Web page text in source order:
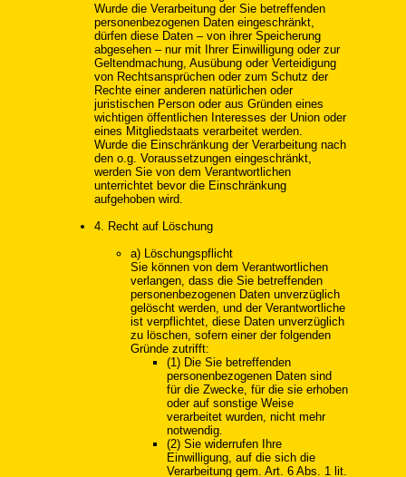
Wurde die Verarbeitung der Sie betreffenden
personenbezogenen Daten eingeschränkt,
dürfen diese Daten – von ihrer Speicherung
abgesehen – nur mit Ihrer Einwilligung oder zur
Geltendmachung, Ausübung oder Verteidigung
von Rechtsansprüchen oder zum Schutz der
Rechte einer anderen natürlichen oder
juristischen Person oder aus Gründen eines
wichtigen öffentlichen Interesses der Union oder
eines Mitgliedstaats verarbeitet werden.
Wurde die Einschränkung der Verarbeitung nach
den o.g. Voraussetzungen eingeschränkt,
werden Sie von dem Verantwortlichen
unterrichtet bevor die Einschränkung
aufgehoben wird.
4. Recht auf Löschung
a) Löschungspflicht
Sie können von dem Verantwortlichen
verlangen, dass die Sie betreffenden
personenbezogenen Daten unverzüglich
gelöscht werden, und der Verantwortliche
ist verpflichtet, diese Daten unverzüglich
zu löschen, sofern einer der folgenden
Gründe zutrifft:
(1) Die Sie betreffenden
personenbezogenen Daten sind
für die Zwecke, für die sie erhoben
oder auf sonstige Weise
verarbeitet wurden, nicht mehr
notwendig.
(2) Sie widerrufen Ihre
Einwilligung, auf die sich die
Verarbeitung gem. Art. 6 Abs. 1 lit.